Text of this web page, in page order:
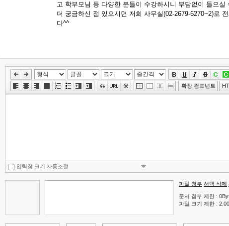
고 학부모님 등 다양한 분들이 수강하시니 부담없이 들으실
더 궁금하신 점 있으시면 저희 사무실(02-2679-6270~2)로
다^^
확장 컴포넌트
입력창 크기 자동조절
파일 첨부 선택 삭제
문서 첨부 제한 :
파일 크기 제한 :